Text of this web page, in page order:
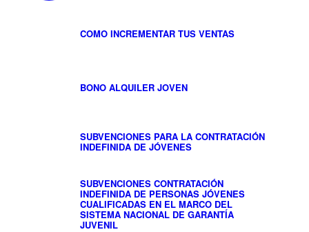
COMO INCREMENTAR TUS VENTAS
BONO ALQUILER JOVEN
SUBVENCIONES PARA LA CONTRATACIÓN
INDEFINIDA DE JÓVENES
SUBVENCIONES CONTRATACIÓN
INDEFINIDA DE PERSONAS JÓVENES
CUALIFICADAS EN EL MARCO DEL
SISTEMA NACIONAL DE GARANTÍA
JUVENIL